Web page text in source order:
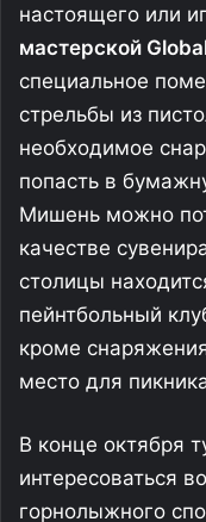
настоящего или
мастерской
специальное
стрельбы из
необходимое
попасть в
Мишень можно
качестве
столицы
пейнтбольный
кроме
место для
В конце октября
интересоваться
горнолыжного